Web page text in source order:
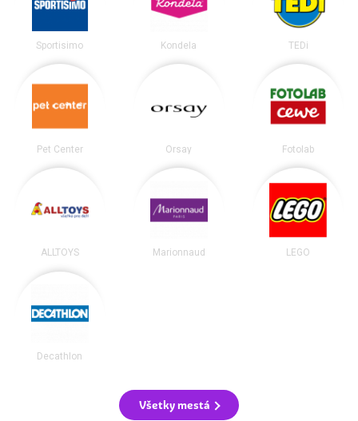
Sportisimo Kondela TEDi
Pet Center Orsay Fotolab
ALLTOYS Marionnaud LEGO
Decathlon
Všetky mestá